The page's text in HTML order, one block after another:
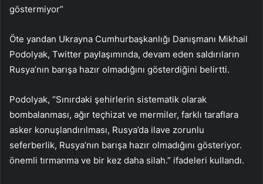
göstermiyor”
Öte yandan Ukrayna Cumhurbaşkanlığı Danışmanı Mikhail
Podolyak, Twitter paylaşımında, devam eden saldırıların
Rusya’nın barışa hazır olmadığını gösterdiğini belirtti.
Podolyak, “Sınırdaki şehirlerin sistematik olarak
bombalanması, ağır teçhizat ve mermiler, farklı taraflara
asker konuşlandırılması, Rusya’da ilave zorunlu
seferberlik, Rusya’nın barışa hazır olmadığını gösteriyor.
önemli tırmanma ve bir kez daha silah.” ifadeleri kullandı.